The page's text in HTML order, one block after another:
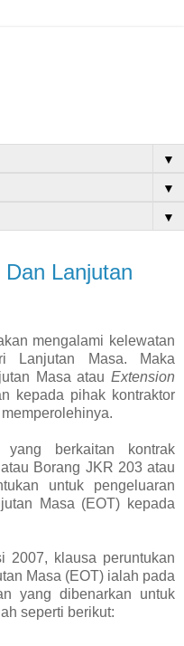
▼
▼
▼
Lanjutan
mengalami kelewatan
Lanjutan Masa. Maka
Masa atau Extension
kepada pihak kontraktor
berkaitan kontrak
Borang JKR 203 atau
untuk pengeluaran
Masa (EOT) kepada
2007, klausa peruntukan
Masa (EOT) ialah pada
yang dibenarkan untuk
seperti berikut: